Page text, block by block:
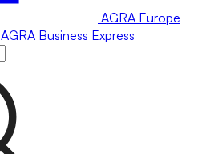
AGRA Europe
AGRA Business Express